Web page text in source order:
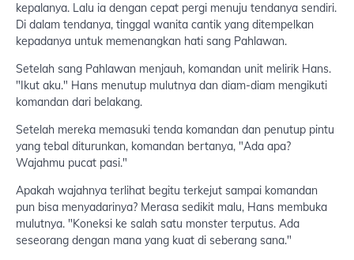
kepalanya. Lalu ia dengan cepat pergi menuju tendanya sendiri.
Di dalam tendanya, tinggal wanita cantik yang ditempelkan
kepadanya untuk memenangkan hati sang Pahlawan.
Setelah sang Pahlawan menjauh, komandan unit melirik Hans.
"Ikut aku." Hans menutup mulutnya dan diam-diam mengikuti
komandan dari belakang.
Setelah mereka memasuki tenda komandan dan penutup pintu
yang tebal diturunkan, komandan bertanya, "Ada apa?
Wajahmu pucat pasi."
Apakah wajahnya terlihat begitu terkejut sampai komandan
pun bisa menyadarinya? Merasa sedikit malu, Hans membuka
mulutnya. "Koneksi ke salah satu monster terputus. Ada
seseorang dengan mana yang kuat di seberang sana."